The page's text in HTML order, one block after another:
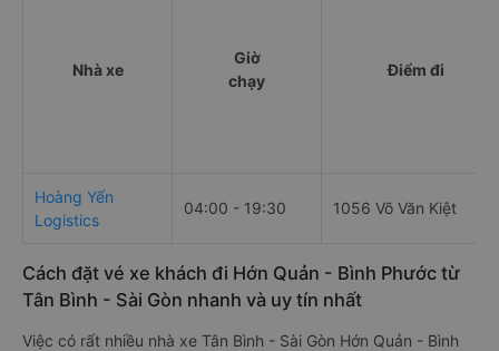
Nhà xe
Giờ
chạy
Điểm đi
Hoàng Yến
Logistics
04:00 - 19:30 1056 Võ Văn Kiệt
Cách đặt vé xe khách đi Hớn Quản - Bình Phước từ
Tân Bình - Sài Gòn nhanh và uy tín nhất
Việc có rất nhiều nhà xe Tân Bình - Sài Gòn Hớn Quản - Bình